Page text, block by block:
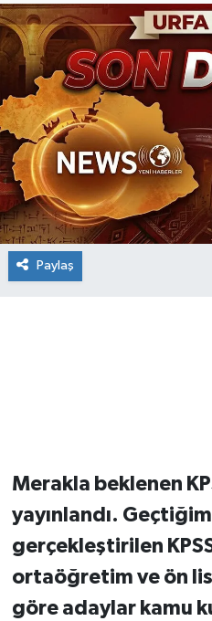
Paylaş
Merakla beklenen
yayınlandı.
gerçekleştirilen
ortaöğretim ve ön
göre adaylar kamu